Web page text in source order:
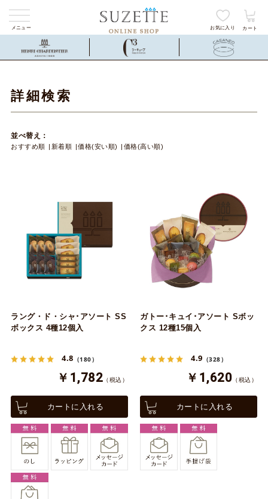
メニュー お気に入り カート
詳細検索
並べ替え：
おすすめ順 新着順 価格(安い順) 価格(高い順)
ラング・ド・シャ･アソート SS
ボックス 4種12個入
4.8 （180）
￥1,782 （税込）
カートに入れる
ガトー･キュイ･アソート Sボッ
クス 12種15個入
4.9 （328）
￥1,620 （税込）
カートに入れる